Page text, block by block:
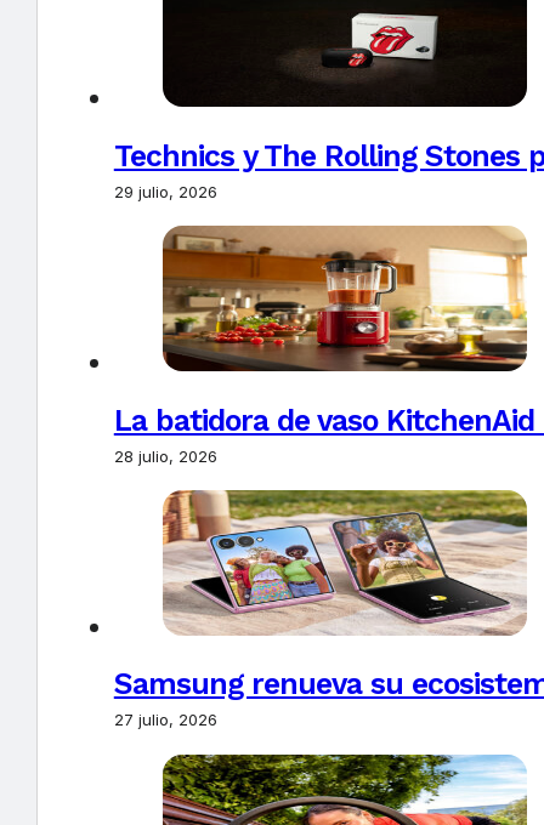
Technics y The Rolling Stones
29 julio, 2026
La batidora de vaso
28 julio, 2026
Samsung renueva su
27 julio, 2026